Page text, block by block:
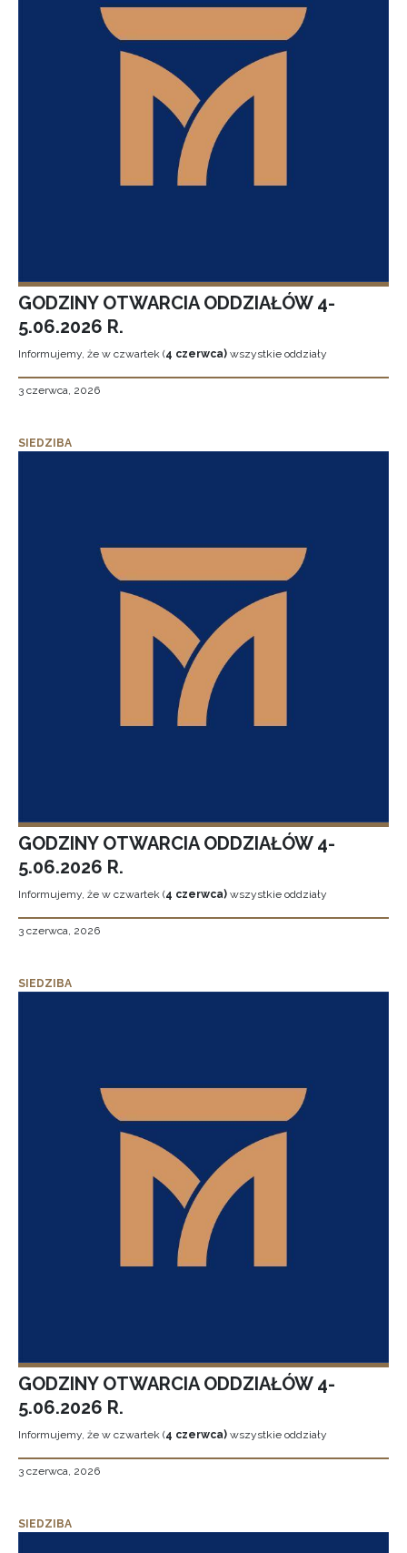
GODZINY OTWARCIA ODDZIAŁÓW 4-
5.06.2026 R.
Informujemy, że w czwartek (4 czerwca) wszystkie oddziały
3 czerwca, 2026
SIEDZIBA
GODZINY OTWARCIA ODDZIAŁÓW 4-
5.06.2026 R.
Informujemy, że w czwartek (4 czerwca) wszystkie oddziały
3 czerwca, 2026
SIEDZIBA
GODZINY OTWARCIA ODDZIAŁÓW 4-
5.06.2026 R.
Informujemy, że w czwartek (4 czerwca) wszystkie oddziały
3 czerwca, 2026
SIEDZIBA